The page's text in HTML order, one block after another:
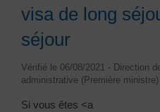
visa de long
séjour
Vérifié le 06/08/2021 - Direction
administrative (Première ministre)
Si vous êtes <a